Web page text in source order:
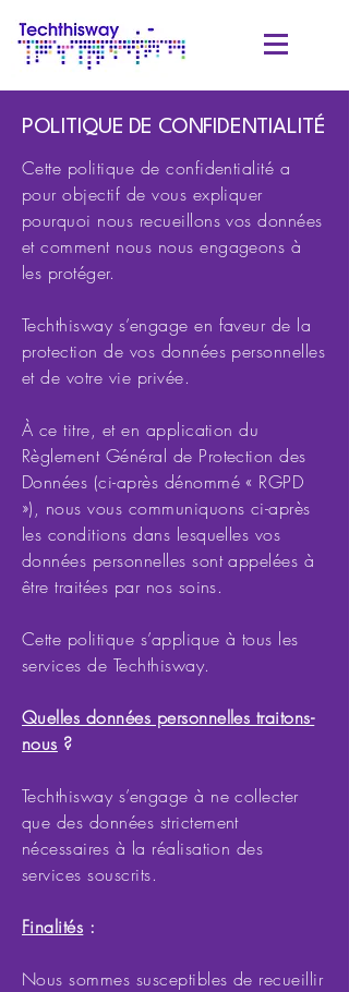
Cette politique de confidentialité a
pour objectif de vous expliquer
pourquoi nous recueillons vos données
et comment nous nous engageons à
les protéger.
Techthisway s’engage en faveur de la
protection de vos données personnelles
et de votre vie privée.
À ce titre, et en application du
Règlement Général de Protection des
Données (ci-après dénommé « RGPD
»), nous vous communiquons ci-après
les conditions dans lesquelles vos
données personnelles sont appelées à
être traitées par nos soins.
Cette politique s’applique à tous les
services de Techthisway.
Quelles données personnelles traitons-
nous ?
Techthisway s’engage à ne collecter
que des données strictement
nécessaires à la réalisation des
services souscrits.
Finalités :
Nous sommes susceptibles de recueillir
POLITIQUE DE CONFIDENTIALITÉ